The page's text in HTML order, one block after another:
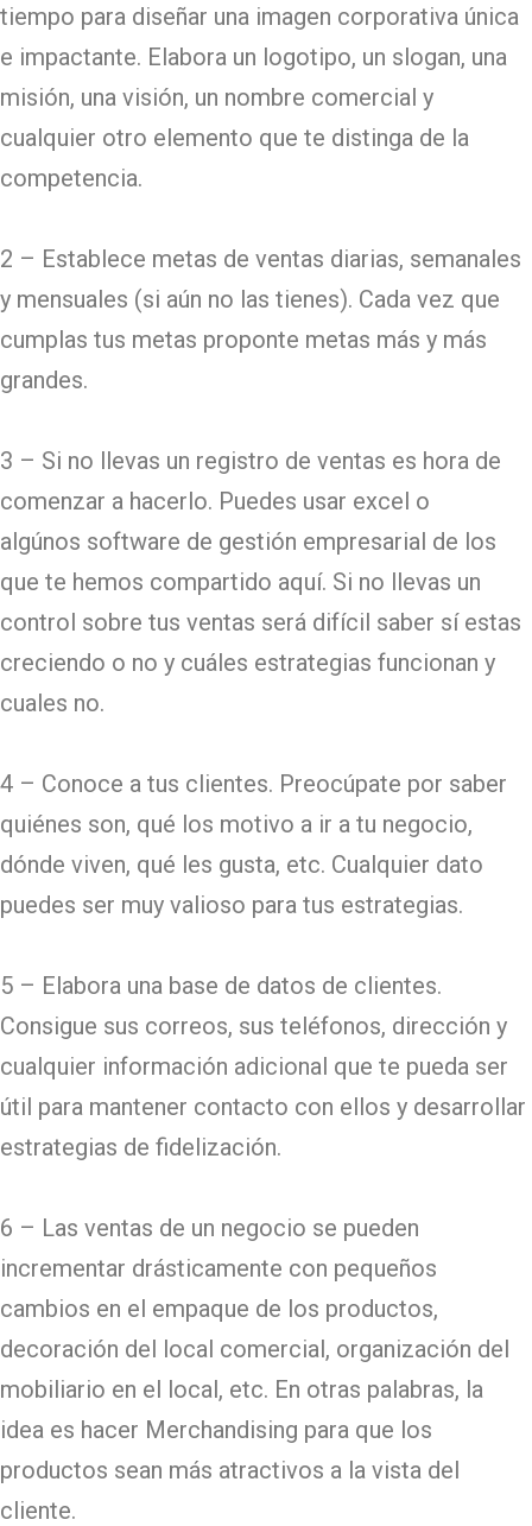
tiempo para diseñar una imagen corporativa única
e impactante. Elabora un logotipo, un slogan, una
misión, una visión, un nombre comercial y
cualquier otro elemento que te distinga de la
competencia.
2 – Establece metas de ventas diarias, semanales
y mensuales (si aún no las tienes). Cada vez que
cumplas tus metas proponte metas más y más
grandes.
3 – Si no llevas un registro de ventas es hora de
comenzar a hacerlo. Puedes usar excel o
algúnos software de gestión empresarial de los
que te hemos compartido aquí. Si no llevas un
control sobre tus ventas será difícil saber sí estas
creciendo o no y cuáles estrategias funcionan y
cuales no.
4 – Conoce a tus clientes. Preocúpate por saber
quiénes son, qué los motivo a ir a tu negocio,
dónde viven, qué les gusta, etc. Cualquier dato
puedes ser muy valioso para tus estrategias.
5 – Elabora una base de datos de clientes.
Consigue sus correos, sus teléfonos, dirección y
cualquier información adicional que te pueda ser
útil para mantener contacto con ellos y desarrollar
estrategias de fidelización.
6 – Las ventas de un negocio se pueden
incrementar drásticamente con pequeños
cambios en el empaque de los productos,
decoración del local comercial, organización del
mobiliario en el local, etc. En otras palabras, la
idea es hacer Merchandising para que los
productos sean más atractivos a la vista del
cliente.